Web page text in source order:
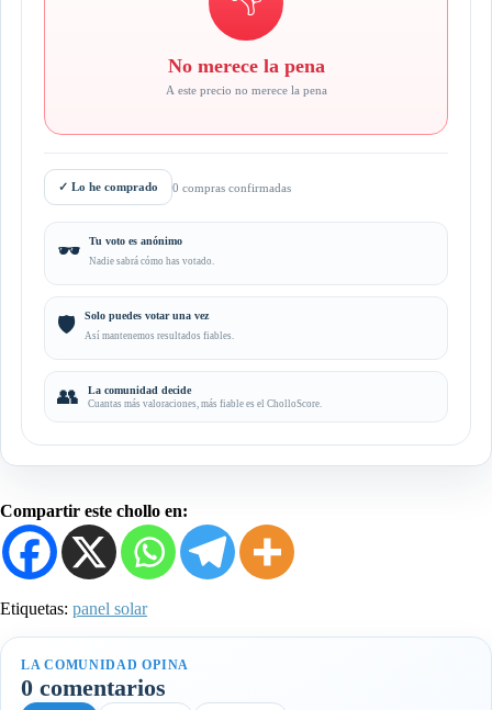
No merece la pena
A este precio no merece la pena
✓ Lo he comprado 0 compras confirmadas
🕶️ Tu voto es anónimo
Nadie sabrá cómo has votado.
🛡️ Solo puedes votar una vez
Así mantenemos resultados fiables.
👥 La comunidad decide
Cuantas más valoraciones, más fiable es el CholloScore.
Compartir este chollo en:
Etiquetas: panel solar
LA COMUNIDAD OPINA
0 comentarios